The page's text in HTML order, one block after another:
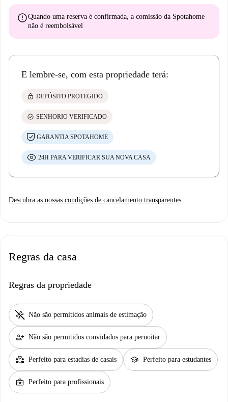
errorQuando uma reserva é confirmada, a comissão da Spotahome
não é reembolsável
E lembre-se, com esta propriedade terá:
lock DEPÓSITO PROTEGIDO
check_circle SENHORIO VERIFICADO
GARANTIA SPOTAHOME
24H PARA VERIFICAR SUA NOVA CASA
Descubra as nossas condições de cancelamento transparentes
Regras da casa
Regras da propriedade
pet_supplies Não são permitidos animais de estimação
person_add Não são permitidos convidados para pernoitar
partner_heart Perfeito para estadias de casais school Perfeito para estudantes
business_center Perfeito para profissionais